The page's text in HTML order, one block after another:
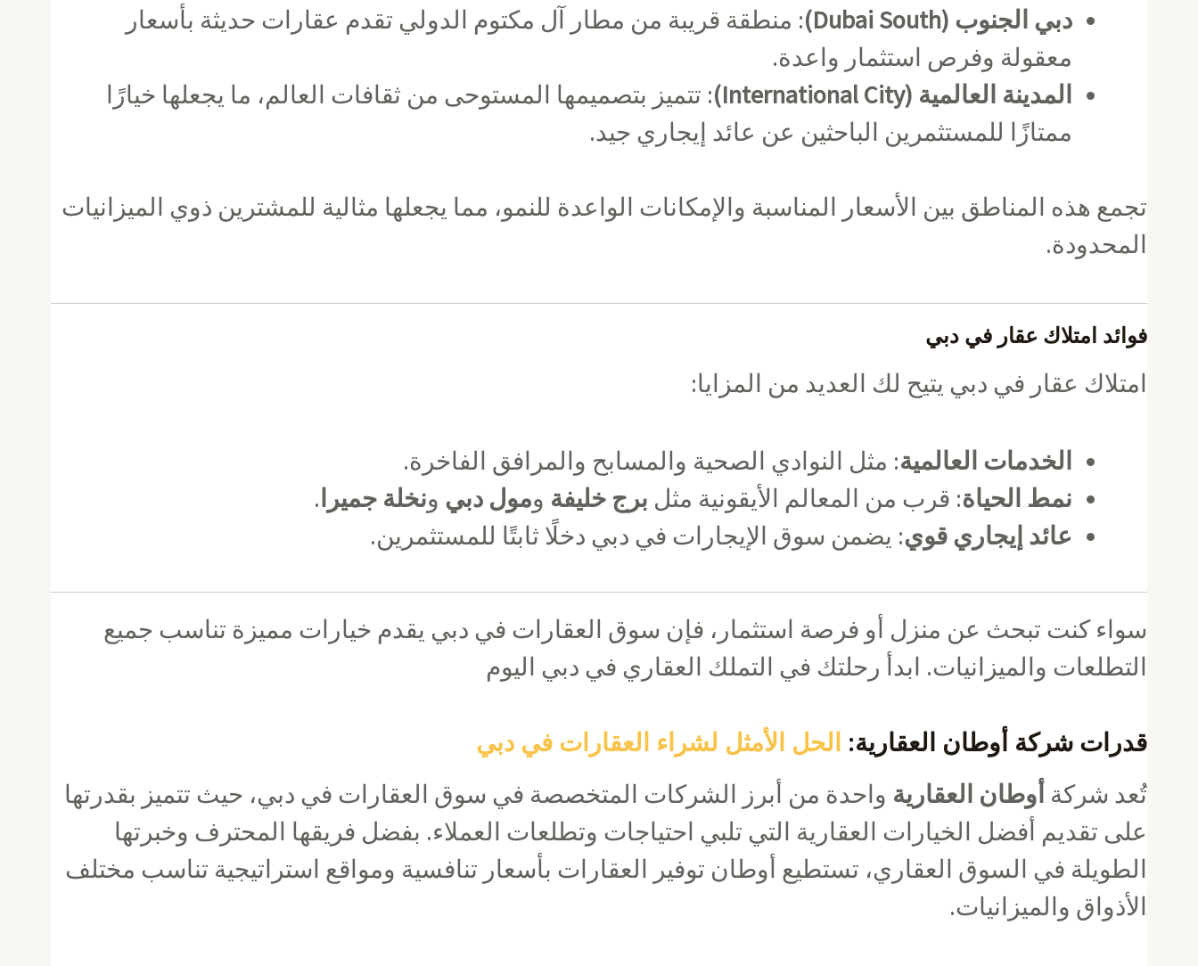
دبي الجنوب (Dubai South)
: منطقة قريبة من مطار آل مكتوم الدولي تقدم عقارات حديثة بأسعار
معقولة وفرص استثمار واعدة.
المدينة العالمية (International City)
: تتميز بتصميمها المستوحى من ثقافات العالم، ما يجعلها خيارًا
ممتازًا للمستثمرين الباحثين عن عائد إيجاري جيد.
تجمع هذه المناطق بين الأسعار المناسبة والإمكانات الواعدة للنمو، مما يجعلها مثالية للمشترين ذوي الميزانيات
المحدودة.
فوائد امتلاك عقار في دبي
امتلاك عقار في دبي يتيح لك العديد من المزايا:
الخدمات العالمية: مثل النوادي الصحية والمسابح والمرافق الفاخرة.
نمط الحياة: قرب من المعالم الأيقونية مثل برج خليفة ومول دبي ونخلة جميرا.
عائد إيجاري قوي: يضمن سوق الإيجارات في دبي دخلًا ثابتًا للمستثمرين.
سواء كنت تبحث عن منزل أو فرصة استثمار، فإن سوق العقارات في دبي يقدم خيارات مميزة تناسب جميع
التطلعات والميزانيات. ابدأ رحلتك في التملك العقاري في دبي اليوم
قدرات شركة أوطان العقارية: الحل الأمثل لشراء العقارات في دبي
تُعد شركة أوطان العقارية واحدة من أبرز الشركات المتخصصة في سوق العقارات في دبي، حيث تتميز بقدرتها
على تقديم أفضل الخيارات العقارية التي تلبي احتياجات وتطلعات العملاء. بفضل فريقها المحترف وخبرتها
الطويلة في السوق العقاري، تستطيع أوطان توفير العقارات بأسعار تنافسية ومواقع استراتيجية تناسب مختلف
الأذواق والميزانيات.